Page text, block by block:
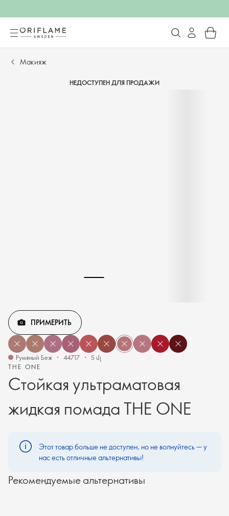
Макияж
НЕДОСТУПЕН ДЛЯ ПРОДАЖИ
THE ONE
Стойкая ультраматовая
жидкая помада THE ONE
ПРИМЕРИТЬ
Румяный Беж 44717 5 մլ
Этот товар больше не доступен, но не волнуйтесь — у
нас есть отличные альтернативы!
Рекомендуемые альтернативы